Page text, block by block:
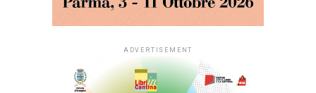
ADVERTISEMENT